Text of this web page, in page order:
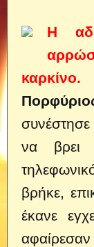
Η
καρκίνο.
να
βρήκε,
έκανε